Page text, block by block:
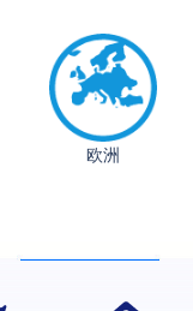
欧洲
均分逆袭QS百强金